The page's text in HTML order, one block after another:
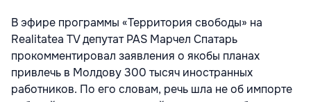
В эфире программы «Территория свободы» на
Realitatea TV депутат PAS Марчел Спатарь
прокомментировал заявления о якобы планах
привлечь в Молдову 300 тысяч иностранных
работников. По его словам, речь шла не об импорте